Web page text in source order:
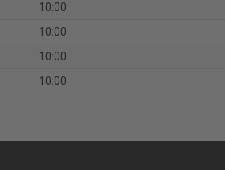
10:00
10:00
10:00
10:00